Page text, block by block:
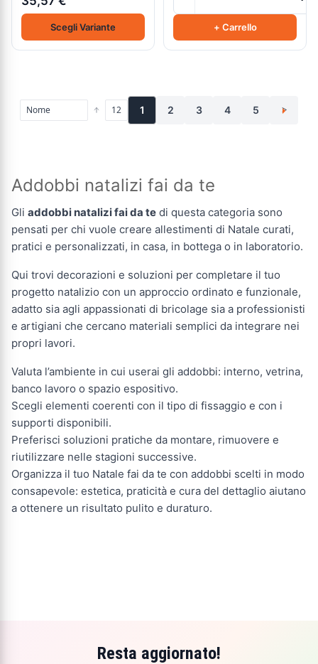
Scegli Variante + Carrello
1 2 3 4 5 >
Addobbi natalizi fai da te
Gli addobbi natalizi fai da te di questa categoria sono
pensati per chi vuole creare allestimenti di Natale curati,
pratici e personalizzati, in casa, in bottega o in laboratorio.
Qui trovi decorazioni e soluzioni per completare il tuo
progetto natalizio con un approccio ordinato e funzionale,
adatto sia agli appassionati di bricolage sia a professionisti
e artigiani che cercano materiali semplici da integrare nei
propri lavori.
Valuta l’ambiente in cui userai gli addobbi: interno, vetrina,
banco lavoro o spazio espositivo.
Scegli elementi coerenti con il tipo di fissaggio e con i
supporti disponibili.
Preferisci soluzioni pratiche da montare, rimuovere e
riutilizzare nelle stagioni successive.
Organizza il tuo Natale fai da te con addobbi scelti in modo
consapevole: estetica, praticità e cura del dettaglio aiutano
a ottenere un risultato pulito e duraturo.
Resta aggiornato!